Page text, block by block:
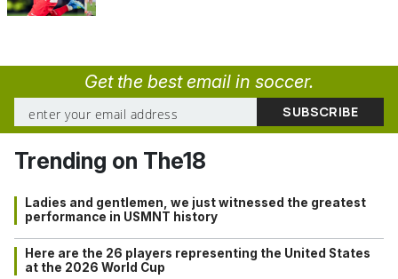
Get the best email in soccer.
Trending on The18
Ladies and gentlemen, we just witnessed the greatest
performance in USMNT history
Here are the 26 players representing the United States
at the 2026 World Cup